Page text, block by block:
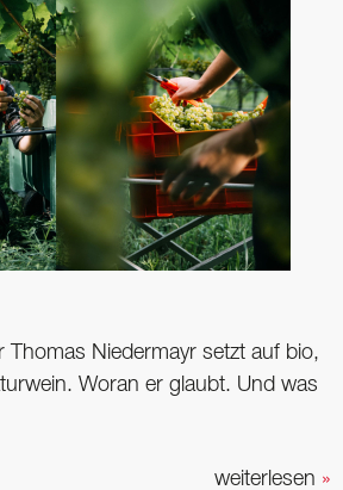
Thomas Niedermayr setzt auf bio,
Woran er glaubt. Und was
weiterlesen »